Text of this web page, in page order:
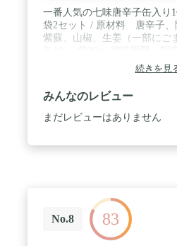
一番人気の七味唐辛子缶入り
袋2セット / 原材料 唐辛子、
紫蘇、山椒、生姜（一部に
続きを見
みんなのレビュー
まだレビューはありません
No.8 83